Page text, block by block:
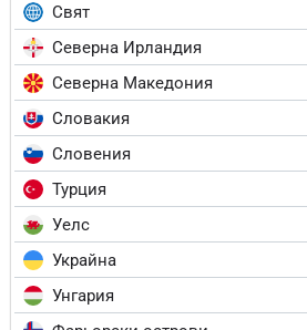
Свят
Северна Ирландия
Северна Македония
Словакия
Словения
Турция
Уелс
Украйна
Унгария